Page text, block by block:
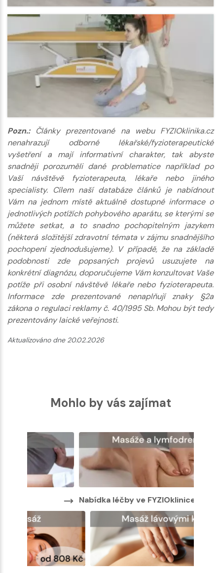
Pozn.:Články prezentované na webu FYZIOklinika.cz
nenahrazují odborné lékařské/fyzioterapeutické
vyšetření a mají informativní charakter, tak abyste
snadněji porozuměli dané problematice například po
Vaší návštěvě fyzioterapeuta, lékaře nebo jiného
specialisty. Cílem naší databáze článků je nabídnout
Vám na jednom místě aktuálně dostupné informace o
jednotlivých potížích pohybového aparátu, se kterými se
můžete setkat, a to snadno pochopitelným jazykem
(některá složitější zdravotní témata v zájmu snadnějšího
pochopení zjednodušujeme). V případě, že na základě
podobnosti zde popsaných projevů usuzujete na
konkrétní diagnózu, doporučujeme Vám konzultovat Vaše
potíže při osobní návštěvě lékaře nebo fyzioterapeuta.
Informace zde prezentované nenaplňují znaky §2a
zákona o regulaci reklamy č. 40/1995 Sb. Mohou být tedy
prezentovány laické veřejnosti.
Aktualizováno dne 20.02.2026
Mohlo by vás zajímat
Nabídka léčby ve FYZIOklinice